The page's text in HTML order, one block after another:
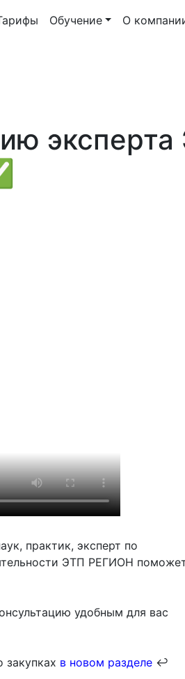
Обучение О
практик, эксперт по
ЭТП РЕГИОН
удобным для вас
закупках в новом разделе ↩️